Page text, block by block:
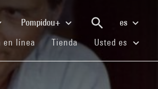
Pompidou+
es
en línea (current)
Tienda(current)Usted es